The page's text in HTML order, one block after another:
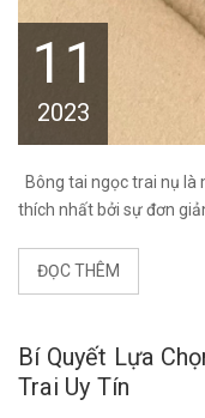
11
2023
Bông tai ngọc trai nụ
thích nhất bởi sự đơn giản
ĐỌC THÊM
Bí Quyết Lựa
Trai Uy Tín